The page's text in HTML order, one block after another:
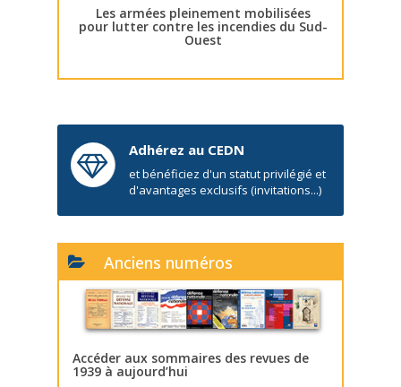
Les armées pleinement mobilisées
pour lutter contre les incendies du Sud-
Ouest
Adhérez au CEDN
et bénéficiez d'un statut privilégié et
d'avantages exclusifs (invitations...)
Anciens numéros
Accéder aux sommaires des revues de
1939 à aujourd’hui